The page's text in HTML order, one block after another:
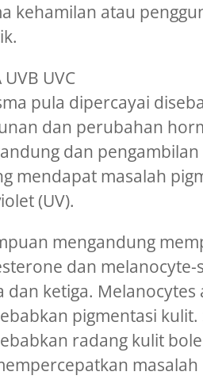
kehamilan atau
pula dipercayai
dan perubahan
dan
mendapat masalah
(UV).
mengandung
dan
dan ketiga.
pigmentasi
radang kulit
masalah